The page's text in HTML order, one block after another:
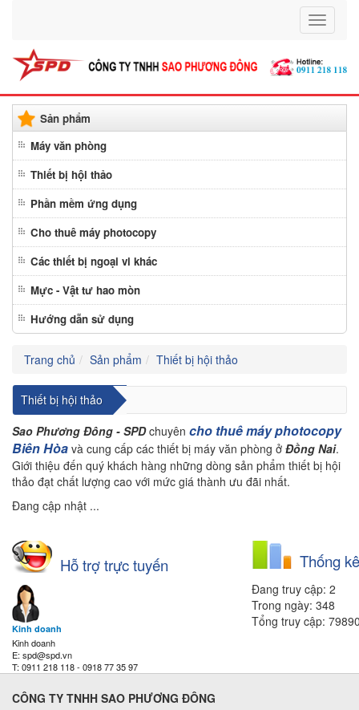
Toggle
Sản phẩm
Máy văn phòng
Thiết bị hội thảo
Phần mềm ứng dụng
Cho thuê máy photocopy
Các thiết bị ngoại vi khác
Mực - Vật tư hao mòn
Hướng dẫn sử dụng
Trang chủ Sản phẩm Thiết bị hội thảo
Thiết bị hội thảo
Sao Phương Đông - SPDchuyên cho thuê máy photocopy
Biên Hòa và cung cấp các thiết bị máy văn phòng ở Đồng Nai.
Giới thiệu đến quý khách hàng những dòng sản phẩm thiết bị hội
thảo đạt chất lượng cao với mức giá thành ưu đãi nhất.
Đang cập nhật ...
Hỗ trợ trực tuyến
Kinh doanh
Kinh doanh
E: spd@spd.vn
T: 0911 218 118 - 0918 77 35 97
Thống
Đang truy cập: 2
Trong ngày: 348
Tổng truy cập:
CÔNG TY TNHH SAO PHƯƠNG ĐÔNG